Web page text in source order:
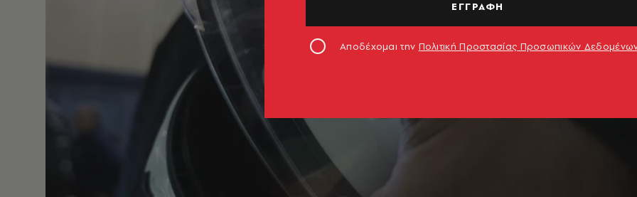
ΕΓΓΡΑΦΗ
Αποδέχομαι την Πολιτική Προστασίας Προσωπικών